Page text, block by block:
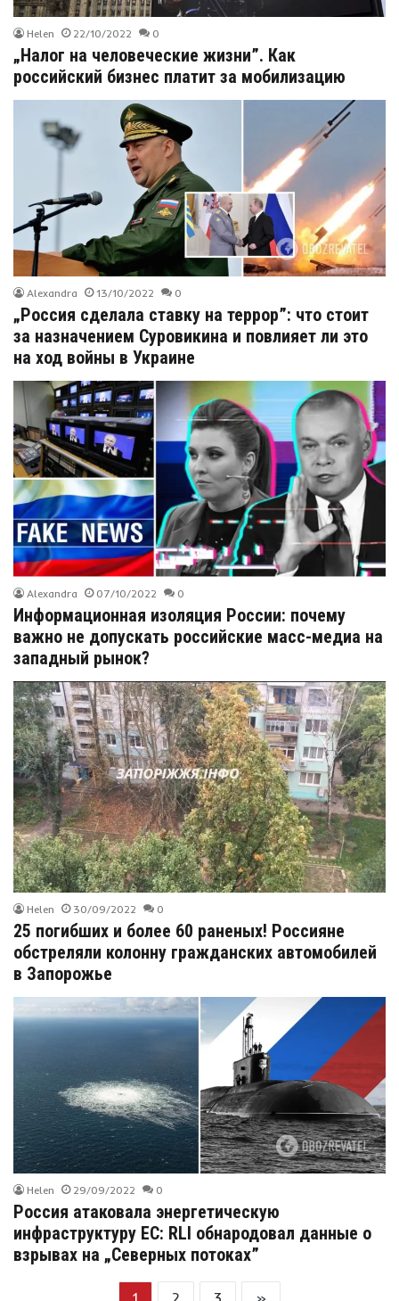
Helen 22/10/2022 0
„Налог на человеческие жизни”. Как
российский бизнес платит за мобилизацию
Alexandra 13/10/2022 0
„Россия сделала ставку на террор”: что стоит
за назначением Суровикина и повлияет ли это
на ход войны в Украине
Alexandra 07/10/2022 0
Информационная изоляция России: почему
важно не допускать российские масс-медиа на
западный рынок?
Helen 30/09/2022 0
25 погибших и более 60 раненых! Россияне
обстреляли колонну гражданских автомобилей
в Запорожье
Helen 29/09/2022 0
Россия атаковала энергетическую
инфраструктуру ЕС: RLI обнародовал данные о
взрывах на „Северных потоках”